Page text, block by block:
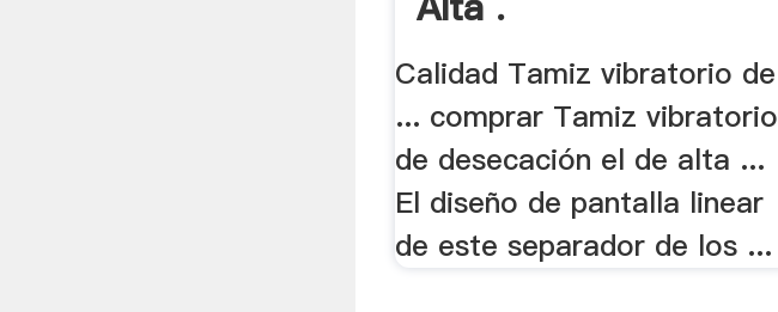
Calidad Tamiz vibratorio de
... comprar Tamiz vibratorio
de desecación el de alta ...
El diseño de pantalla linear
de este separador de los ...